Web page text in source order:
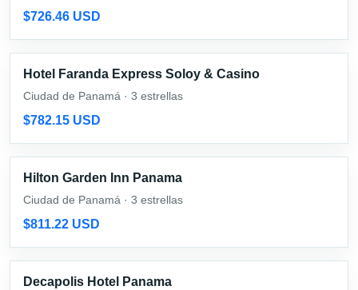
$726.46 USD
Hotel Faranda Express Soloy & Casino
Ciudad de Panamá · 3 estrellas
$782.15 USD
Hilton Garden Inn Panama
Ciudad de Panamá · 3 estrellas
$811.22 USD
Decapolis Hotel Panama